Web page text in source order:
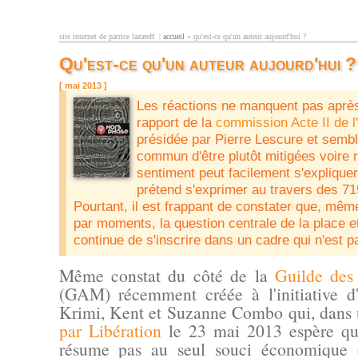
site internet de patrice lazareff |
vous êtes ici
accueil » qu'est-ce qu'un auteur aujourd'hui ?
Qu'est-ce qu'un auteur aujourd'hui ?
[ mai 2013 ]
Les réactions ne manquent pas
rapport de la commission Acte II de
présidée par Pierre Lescure et
commun d'être plutôt mitigées voire
sentiment peut facilement
prétend s'exprimer au travers des
Pourtant, il est frappant de constater que,
par moments, la question centrale de la place
continue de s'inscrire dans un cadre qui n'est
Même constat du côté de la Guilde
(GAM) récemment créée à l'initiative
Krimi, Kent et Suzanne Combo qui,
par Libérationle 23 mai 2013 espère
résume pas au seul souci économique